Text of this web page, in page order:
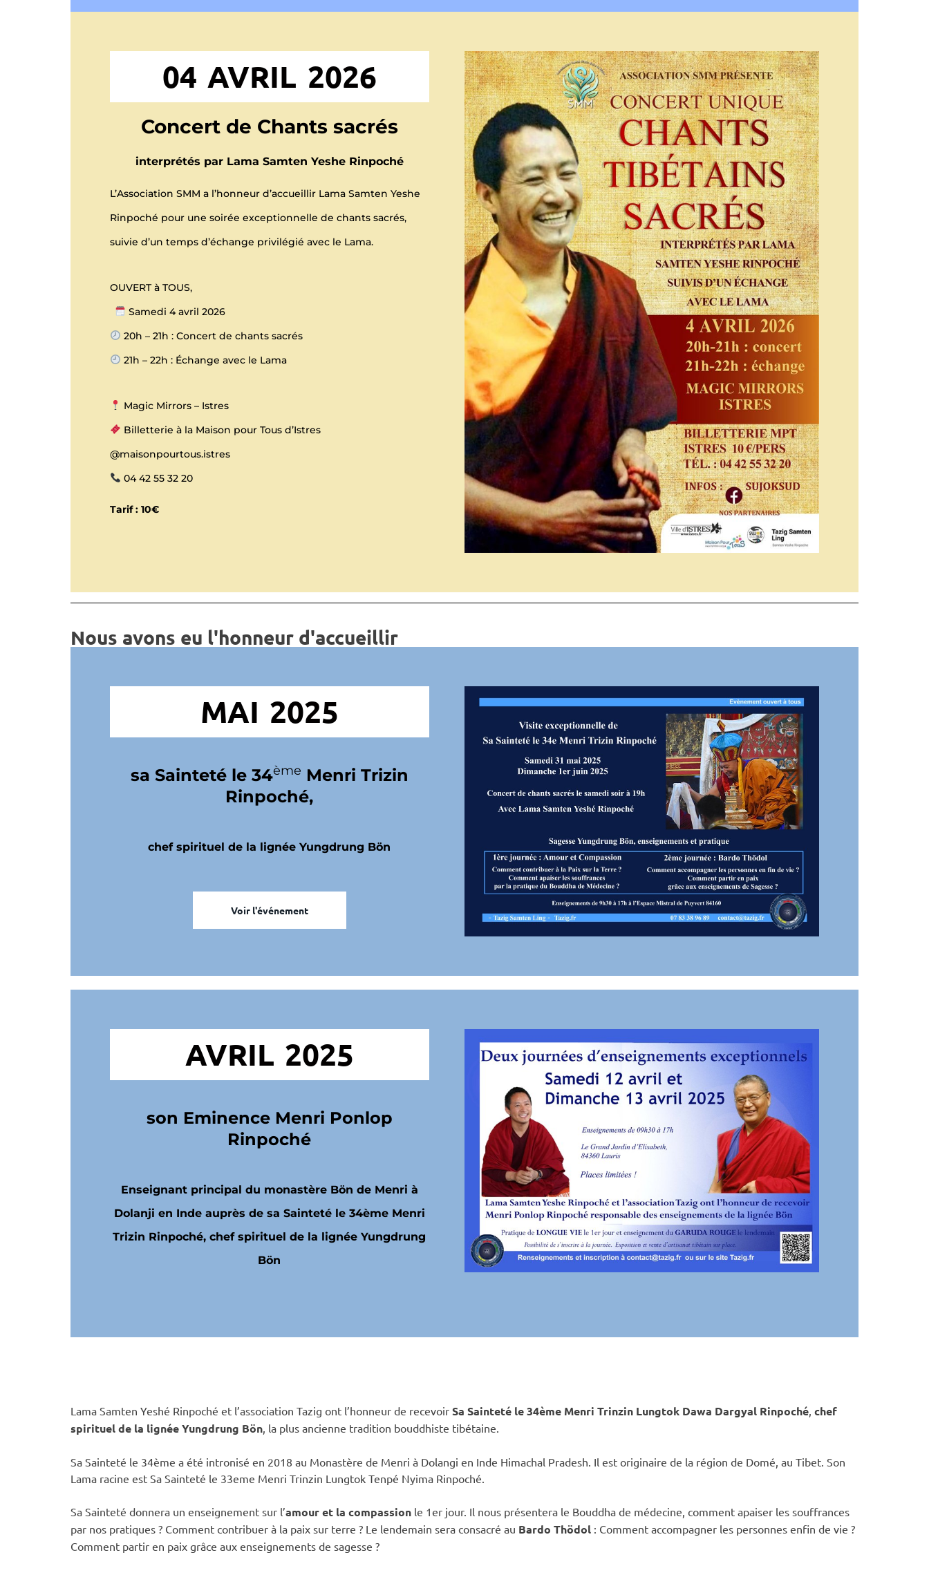
04 AVRIL 2026
Concert de Chants sacrés
interprétés par Lama Samten Yeshe Rinpoché
L’Association SMM a l’honneur d’accueillir Lama Samten Yeshe
Rinpoché pour une soirée exceptionnelle de chants sacrés,
suivie d’un temps d’échange privilégié avec le Lama.
OUVERT à TOUS,
Samedi 4 avril 2026
20h – 21h : Concert de chants sacrés
21h – 22h : Échange avec le Lama
Magic Mirrors – Istres
Billetterie à la Maison pour Tous d’Istres
@maisonpourtous.istres
04 42 55 32 20
Tarif : 10€
Nous avons eu l'honneur d'accueillir
MAI 2025
sa Sainteté le 34ème Menri Trizin
Rinpoché,
chef spirituel de la lignée Yungdrung Bön
Voir l'événement
AVRIL 2025
son Eminence Menri Ponlop
Rinpoché
Enseignant principal du monastère Bön de Menri à
Dolanji en Inde auprès de sa Sainteté le 34ème Menri
Trizin Rinpoché, chef spirituel de la lignée Yungdrung
Bön
Lama Samten Yeshé Rinpoché et l’association Tazig ont l’honneur de recevoir Sa Sainteté le 34ème Menri Trinzin Lungtok Dawa Dargyal Rinpoché chef
spirituel de la lignée Yungdrung Bön , la plus ancienne tradition bouddhiste tibétaine.
Sa Sainteté le 34ème a été intronisé en 2018 au Monastère de Menri à Dolangi en Inde Himachal Pradesh. Il est originaire de la région de Domé, au Tibet. Son
Lama racine est Sa Sainteté le 33eme Menri Trinzin Lungtok Tenpé Nyima Rinpoché.
Sa Sainteté donnera un enseignement sur l’amour et la compassion le 1er jour. Il nous présentera le Bouddha de médecine, comment apaiser les souffrances
par nos pratiques ? Comment contribuer à la paix sur terre ? Le lendemain sera consacré au Bardo Thödol : Comment accompagner les personnes enfin de vie ?
Comment partir en paix grâce aux enseignements de sagesse ?